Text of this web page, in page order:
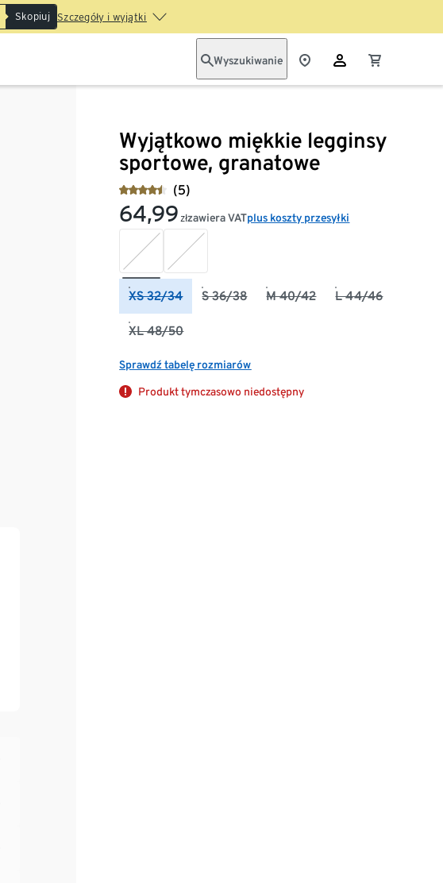
Skopiuj Szczegóły i wyjątki
Wyszukiwanie
Wyjątkowo miękkie legginsy
sportowe, granatowe
(5)
64,99 złzawiera VATplus koszty przesyłki
XS 32/34 S 36/38 M 40/42 L 44/46
XL 48/50
Sprawdź tabelę rozmiarów
Produkt tymczasowo niedostępny